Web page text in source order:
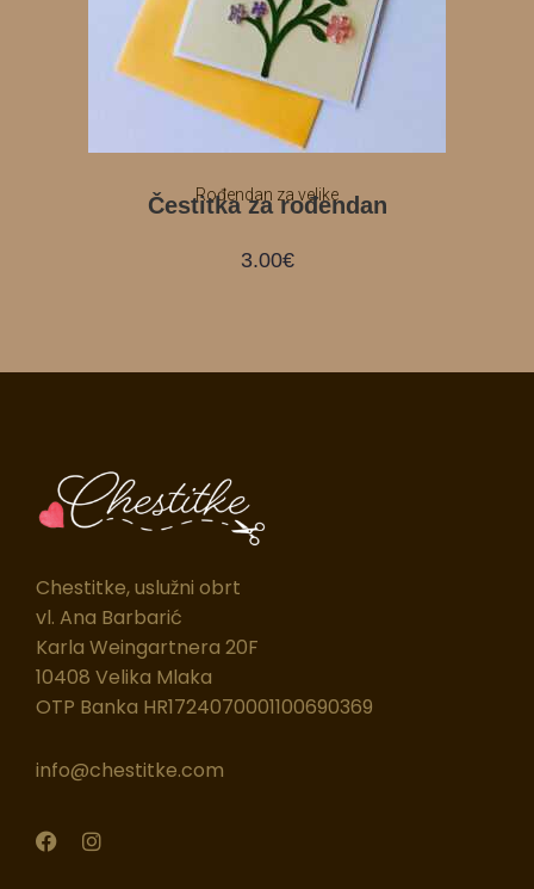
Rođendan za velike
Čestitka za rođendan
3.00€
Chestitke, uslužni obrt
vl. Ana Barbarić
Karla Weingartnera 20F
10408 Velika Mlaka
OTP Banka HR1724070001100690369
info@chestitke.com
F
I